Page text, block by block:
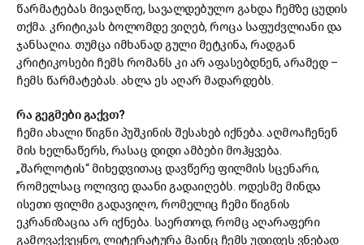
წარმატებას მივაღწიე, სავალდებულო გახდა ჩემზე ცუდის
თქმა. კრიტიკას ბოლომდე ვიღებ, როცა საფუძვლიანი და
ჯანსაღია. თუმცა იმხანად გული მეტკინა, რადგან
კრიტიკოსები ჩემს რომანს კი არ აფასებდნენ, არამედ –
ჩემს წარმატებას. ახლა ეს აღარ მადარდებს.
რა გეგმები გაქვთ?
ჩემი ახალი წიგნი პუშკინის შესახებ იქნება. აღმოაჩენენ
მის ხელნაწერს, რასაც დიდი ამბები მოჰყვება.
„შარლოტის“ მიხედვითაც დავწერე ფილმის სცენარი,
რომელსაც ოლივიე დაანი გადაიღებს. ოდესმე მინდა
ისეთი ფილმი გადავიღო, რომელიც ჩემი წიგნის
ეკრანიზაცია არ იქნება. საერთოდ, რომც აღარაფერი
გამოვაქვეყნო, ლიტერატურა მაინც ჩემს უდიდეს ვნებად